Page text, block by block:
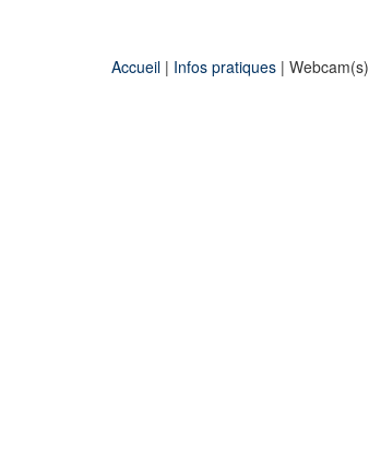
Accueil | Infos pratiques | Webcam(s)